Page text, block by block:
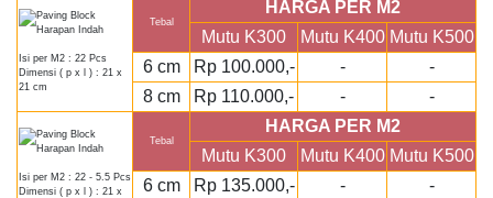
Isi per M2 : 22 Pcs
Dimensi ( p x l ) : 21 x
21 cm
Tebal
HARGA PER M2
Mutu K300
Mutu K400 Mutu K500
6 cm
Rp 100.000,- -
-
8 cm
Rp 110.000,- - -
Isi per M2 : 22 - 5.5 Pcs
Dimensi ( p x l ) : 21 x
Tebal
HARGA PER M2
Mutu K300
Mutu K400 Mutu K500
6 cm
Rp 135.000,- -
-